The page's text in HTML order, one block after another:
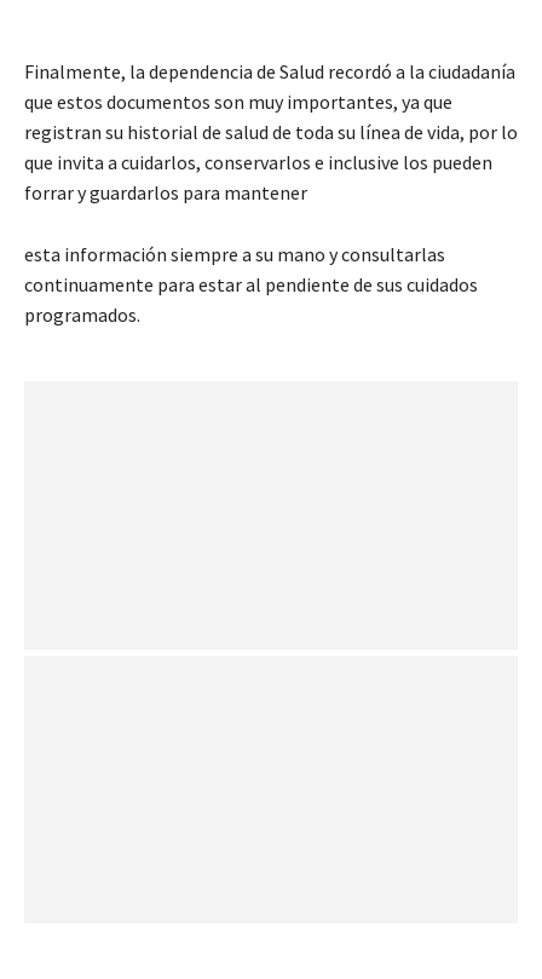
Finalmente, la dependencia de Salud recordó a la ciudadanía
que estos documentos son muy importantes, ya que
registran su historial de salud de toda su línea de vida, por lo
que invita a cuidarlos, conservarlos e inclusive los pueden
forrar y guardarlos para mantener
esta información siempre a su mano y consultarlas
continuamente para estar al pendiente de sus cuidados
programados.